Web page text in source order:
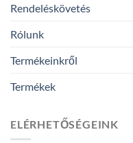
Rendeléskövetés
Rólunk
Termékeinkről
Termékek
ELÉRHETŐSÉGEINK